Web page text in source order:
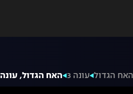
הגדול עונה 3 האח הגדול, עונה 3, פרק 40: דיירי העבר באים לבקר